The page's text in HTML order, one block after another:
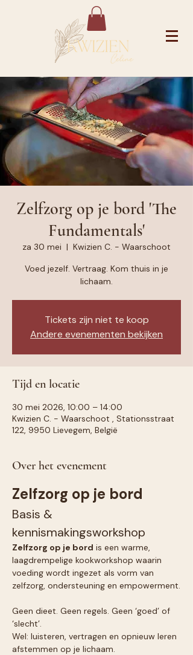
Zelfzorg op je bord 'The
Fundamentals'
za 30 mei
  |
Kwizien C. - Waarschoot
Voed jezelf. Vertraag. Kom thuis in je
lichaam.
Tickets zijn niet te koop
Andere evenementen bekijken
Tijd en locatie
30 mei 2026, 10:00 – 14:00
Kwizien C. - Waarschoot , Stationsstraat
122, 9950 Lievegem, België
Over het evenement
Zelfzorg op je bord
Basis &
kennismakingsworkshop
Zelfzorg op je bord is een warme,
laagdrempelige kookworkshop waarin
voeding wordt ingezet als vorm van
zelfzorg, ondersteuning en empowerment.
Geen dieet. Geen regels. Geen ‘goed’ of
‘slecht’.
Wel: luisteren, vertragen en opnieuw leren
afstemmen op je lichaam.